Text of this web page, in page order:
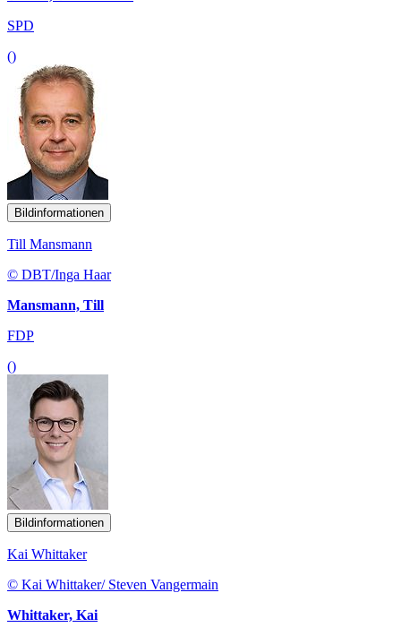
SPD
()
Bildinformationen
Till Mansmann
© DBT/Inga Haar
Mansmann, Till
FDP
()
Bildinformationen
Kai Whittaker
© Kai Whittaker/ Steven Vangermain
Whittaker, Kai